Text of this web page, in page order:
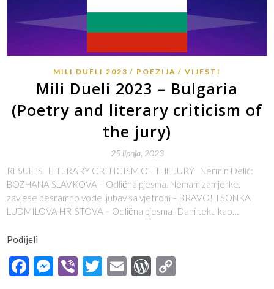
MILI DUELI 2023 POEZIJA VIJESTI
Mili Dueli 2023 – Bulgaria
(Poetry and literary criticism of
the jury)
25 lipnja, 2023
RESULTS LITERARY CRITICISM OF THE JURY Nermin Delić:
BOZHANA SLAVKOVA – Odlična pjesma. Nemam zamjerke.
zavjese besramno vode ljubav sa vjetrom – BRAVO! TSONKA
LUDMILOVA HRISTOVA – Odlična pjesma! Dani teku kao…
Podijeli
Facebook
Messenger
ViberTwitter
EmailWordPress